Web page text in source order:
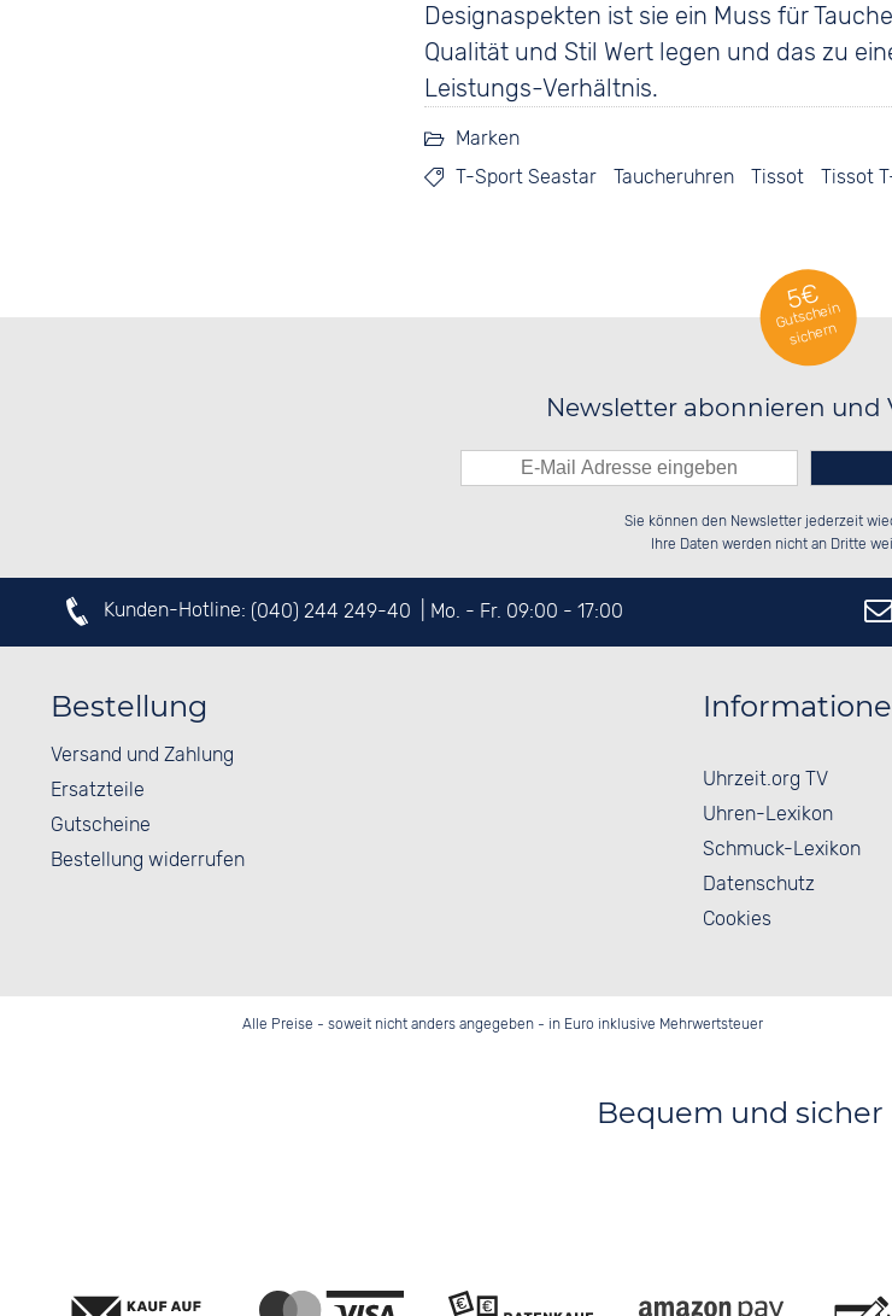
Designaspekten ist sie ein Muss für
Qualität und Stil Wert legen und das zu
Leistungs-Verhältnis.
Marken
T-Sport Seastar
Taucheruhren Tissot Tissot
5€
Gutschein
sichern
Newsletter abonnieren und
██░░██░░██░░██░░██░░██░░██░░██░░
██████░░██████░░██░░██░░██████░░
░░░░██░░░░░░██░░██░░██░░░░░░██░░
Bitte
das
Sie können den Newsletter jederzeit
Ihre Daten werden nicht an Dritte
Kunden-Hotline: (040) 244 249-40 | Mo. - Fr. 09:00 - 17:00
Bestellung
Versand und Zahlung
Ersatzteile
Gutscheine
Bestellung widerrufen
Uhrzeit.org TV
Uhren-Lexikon
Schmuck-Lexikon
Datenschutz
Cookies
Alle Preise - soweit nicht anders angegeben - in Euro inklusive Mehrwertsteuer
Bequem und sicher